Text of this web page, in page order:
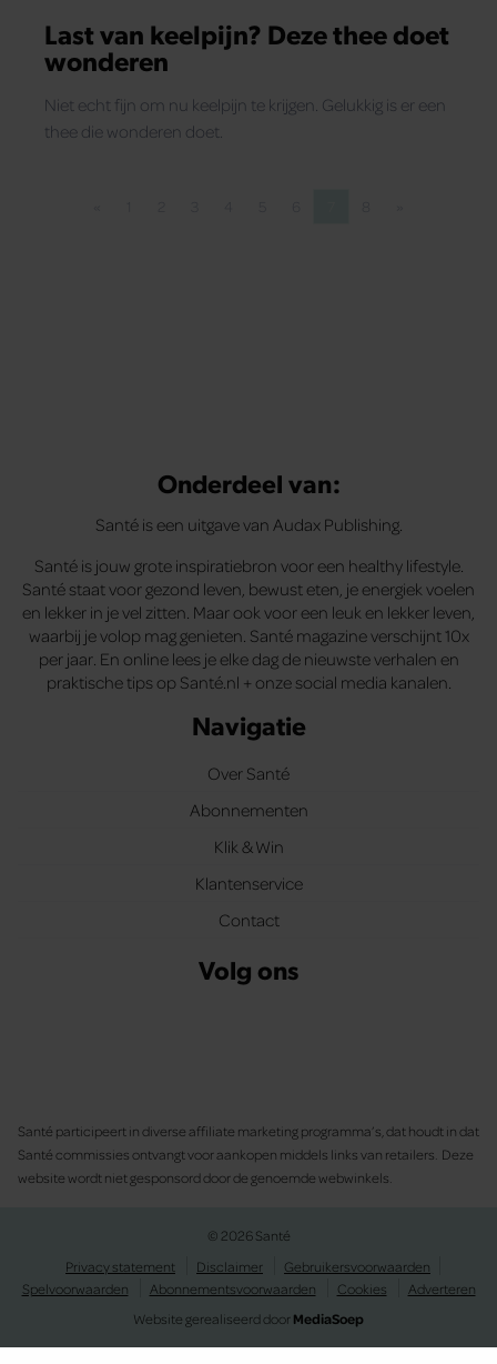
Last van keelpijn? Deze thee doet
wonderen
Niet echt fijn om nu keelpijn te krijgen. Gelukkig is er een
thee die wonderen doet.
Onderdeel van:
Santé is een uitgave van Audax Publishing.
Santé is jouw grote inspiratiebron voor een healthy lifestyle.
Santé staat voor gezond leven, bewust eten, je energiek voelen
en lekker in je vel zitten. Maar ook voor een leuk en lekker leven,
waarbij je volop mag genieten. Santé magazine verschijnt 10x
per jaar. En online lees je elke dag de nieuwste verhalen en
praktische tips op Santé.nl + onze social media kanalen.
Navigatie
Over Santé
Abonnementen
Klik & Win
Klantenservice
Contact
Volg ons
Santé participeert in diverse affiliate marketing programma’s, dat houdt in dat
Santé commissies ontvangt voor aankopen middels links van retailers. Deze
website wordt niet gesponsord door de genoemde webwinkels.
© 2026 Santé
Privacy statement
Disclaimer
Gebruikersvoorwaarden
Spelvoorwaarden
Abonnementsvoorwaarden Cookies
Adverteren
Website gerealiseerd doorMediaSoep